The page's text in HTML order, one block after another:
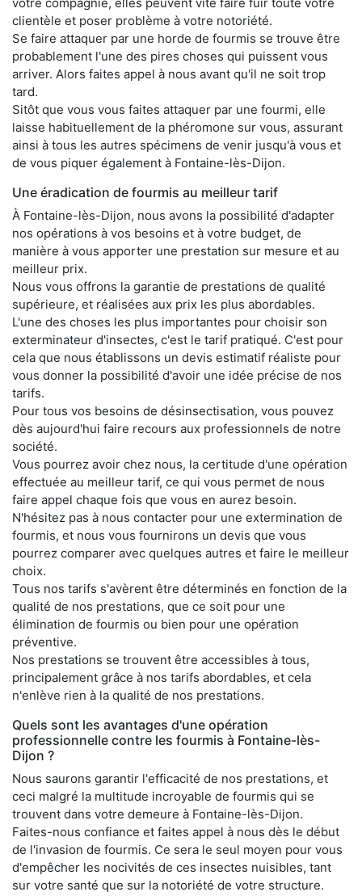
votre compagnie, elles peuvent vite faire fuir toute votre
clientèle et poser problème à votre notoriété.
Se faire attaquer par une horde de fourmis se trouve être
probablement l'une des pires choses qui puissent vous
arriver. Alors faites appel à nous avant qu'il ne soit trop
tard.
Sitôt que vous vous faites attaquer par une fourmi, elle
laisse habituellement de la phéromone sur vous, assurant
ainsi à tous les autres spécimens de venir jusqu'à vous et
de vous piquer également à Fontaine-lès-Dijon.
Une éradication de fourmis au meilleur tarif
À Fontaine-lès-Dijon, nous avons la possibilité d'adapter
nos opérations à vos besoins et à votre budget, de
manière à vous apporter une prestation sur mesure et au
meilleur prix.
Nous vous offrons la garantie de prestations de qualité
supérieure, et réalisées aux prix les plus abordables.
L'une des choses les plus importantes pour choisir son
exterminateur d'insectes, c'est le tarif pratiqué. C'est pour
cela que nous établissons un devis estimatif réaliste pour
vous donner la possibilité d'avoir une idée précise de nos
tarifs.
Pour tous vos besoins de désinsectisation, vous pouvez
dès aujourd'hui faire recours aux professionnels de notre
société.
Vous pourrez avoir chez nous, la certitude d'une opération
effectuée au meilleur tarif, ce qui vous permet de nous
faire appel chaque fois que vous en aurez besoin.
N'hésitez pas à nous contacter pour une extermination de
fourmis, et nous vous fournirons un devis que vous
pourrez comparer avec quelques autres et faire le meilleur
choix.
Tous nos tarifs s'avèrent être déterminés en fonction de la
qualité de nos prestations, que ce soit pour une
élimination de fourmis ou bien pour une opération
préventive.
Nos prestations se trouvent être accessibles à tous,
principalement grâce à nos tarifs abordables, et cela
n'enlève rien à la qualité de nos prestations.
Quels sont les avantages d'une opération
professionnelle contre les fourmis à Fontaine-lès-
Dijon ?
Nous saurons garantir l'efficacité de nos prestations, et
ceci malgré la multitude incroyable de fourmis qui se
trouvent dans votre demeure à Fontaine-lès-Dijon.
Faites-nous confiance et faites appel à nous dès le début
de l'invasion de fourmis. Ce sera le seul moyen pour vous
d'empêcher les nocivités de ces insectes nuisibles, tant
sur votre santé que sur la notoriété de votre structure.